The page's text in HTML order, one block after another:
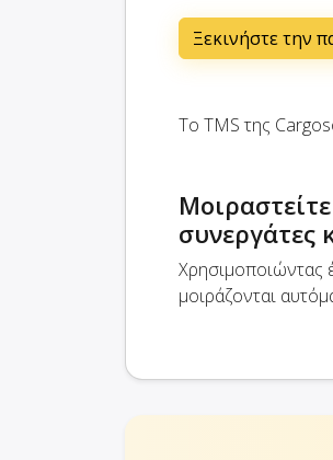
Ξεκινήστε την
Το TMS της
συνεργάτες
Χρησιμοποιώντας
μοιράζονται